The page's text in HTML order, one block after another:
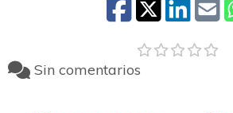
Sin comentarios